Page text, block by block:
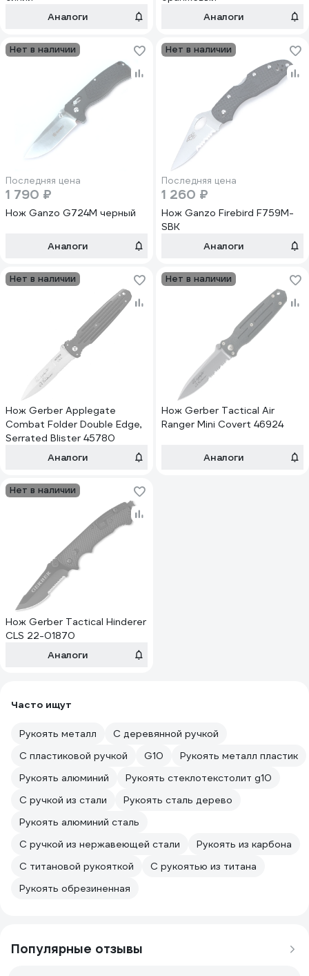
Аналоги
Аналоги
Нет в наличии
Последняя цена
1 790 ₽
Нож Ganzo G724M черный
Аналоги
Нет в наличии
Последняя цена
1 260 ₽
Нож Ganzo Firebird F759M-
SBK
Аналоги
Нет в наличии
Нож Gerber Applegate
Combat Folder Double Edge,
Serrated Blister 45780
Аналоги
Нет в наличии
Нож Gerber Tactical Air
Ranger Mini Covert 46924
Аналоги
Нет в наличии
Нож Gerber Tactical Hinderer
CLS 22-01870
Аналоги
Часто ищут
Рукоять металл
С деревянной ручкой
С пластиковой ручкой
G10
Рукоять металл пластик
Рукоять алюминий
Рукоять стеклотекстолит g10
С ручкой из стали
Рукоять сталь дерево
Рукоять алюминий сталь
С ручкой из нержавеющей стали
Рукоять из карбона
С титановой рукояткой
С рукоятью из титана
Рукоять обрезиненная
Популярные отзывы